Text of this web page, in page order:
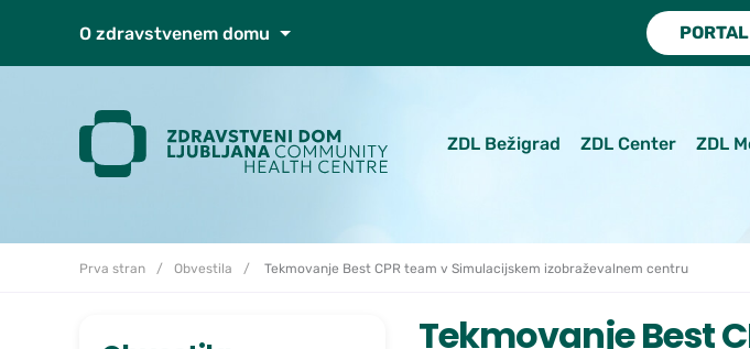
O zdravstvenem domu
ZDL Bežigrad ZDL Center ZDL
Prva stran Obvestila Tekmovanje Best CPR team v Simulacijskem izobraževalnem centru
Tekmovanje Best